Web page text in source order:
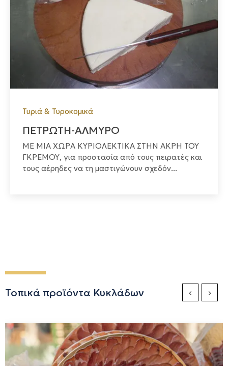
Τυριά & Τυροκομικά
ΠΕΤΡΩΤΗ-ΑΛΜΥΡΟ
ΜΕ ΜΙΑ ΧΩΡΑ ΚΥΡΙΟΛΕΚΤΙΚΑ ΣΤΗΝ ΑΚΡΗ ΤΟΥ
ΓΚΡΕΜΟΥ, για προστασία από τους πειρατές και
τους αέρηδες να τη μαστιγώνουν σχεδόν...
Τοπικά προϊόντα Κυκλάδων PreviousNext